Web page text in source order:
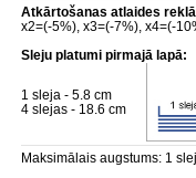
Atkārtošanas atlaides
x2=(-5%), x3=(-7%), x4=(-
Sleju platumi pirmajā lapā:
1 sleja - 5.8 cm
4 slejas - 18.6 cm
Maksimālais augstums: 1